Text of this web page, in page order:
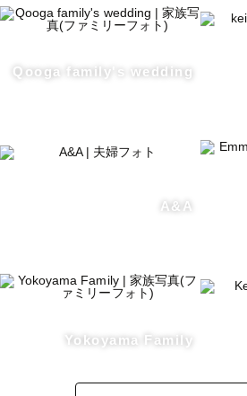
Qooga family's wedding
A&A
Yokoyama Family